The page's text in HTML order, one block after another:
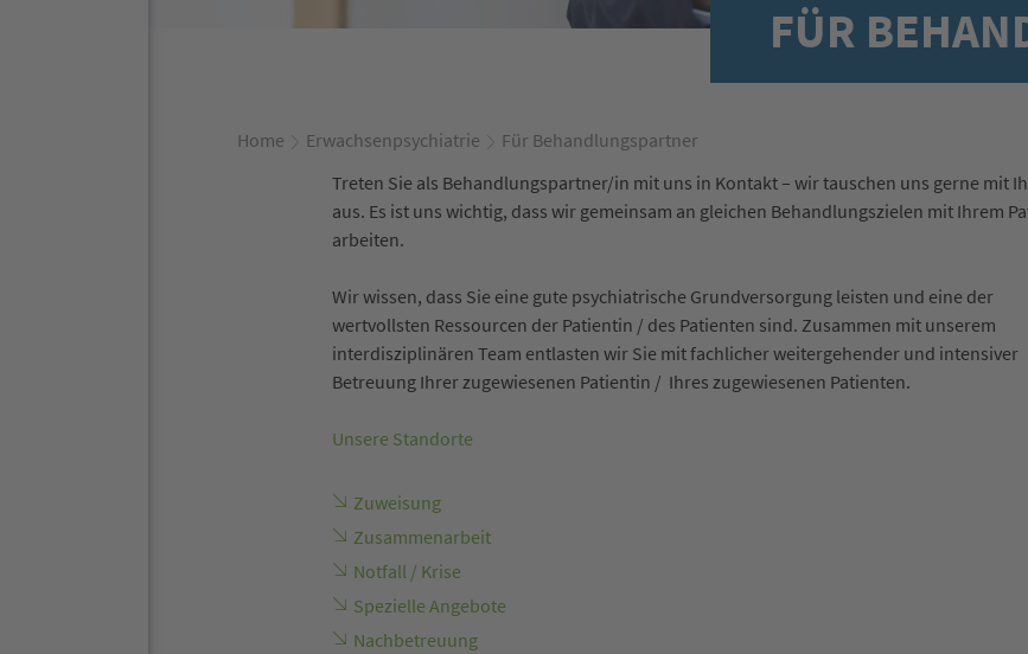
FÜR
Home Erwachsenpsychiatrie
Für Behandlungspartner
Treten Sie als Behandlungspartner/in mit uns in Kontakt – wir tauschen uns gerne mit
aus. Es ist uns wichtig, dass wir gemeinsam an gleichen Behandlungszielen mit Ihrem
arbeiten.
Wir wissen, dass Sie eine gute psychiatrische Grundversorgung leisten und eine der
wertvollsten Ressourcen der Patientin / des Patienten sind. Zusammen mit unserem
interdisziplinären Team entlasten wir Sie mit fachlicher weitergehender und intensiver
Betreuung Ihrer zugewiesenen Patientin / Ihres zugewiesenen Patienten.
Unsere Standorte
Zuweisung
Zusammenarbeit
Notfall / Krise
Spezielle Angebote
Nachbetreuung